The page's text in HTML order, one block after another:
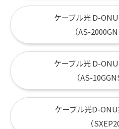
ケーブル光 D-
（AS-
ケーブル光 D-
（AS-
ケーブル光D-
（